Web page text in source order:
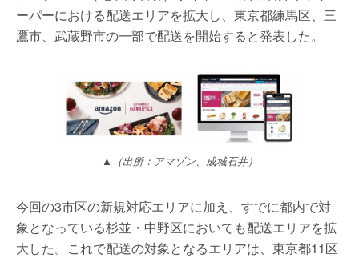
ーパーにおける配送エリアを拡大し、東京都練馬区、三
鷹市、武蔵野市の一部で配送を開始すると発表した。
▲（出所：アマゾン、成城石井）
今回の3市区の新規対応エリアに加え、すでに都内で対
象となっている杉並・中野区においても配送エリアを拡
大した。これで配送の対象となるエリアは、東京都11区